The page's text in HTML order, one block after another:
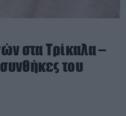
στα Τρίκαλα –
του